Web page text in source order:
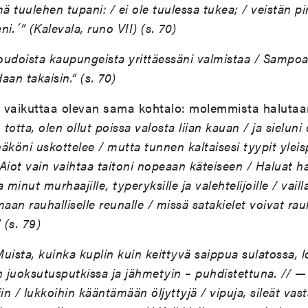
ä tuulehen tupani: / ei ole tuulessa tukea; / veistän
´” (Kalevala, runo VII) (s. 70)
kaupungeista yrittäessäni valmistaa /
takaisin.” (s. 70)
olevan sama kohtalo: molemmista
totta, olen ollut poissa valosta liian kauan / ja sieluni
äköni uskottelee / mutta tunnen kaltaisesi tyypit
vain vaihtaa taitoni nopeaan käteiseen / Haluat
minut murhaajille, typeryksille ja valehtelijoille /
rauhalliselle reunalle / missä satakielet voivat
(s. 79)
kuinka kuplin kuin keittyvä saippua sulatossa,
juoksutusputkissa ja jähmetyin – puhdistettuna. //
/ lukkoihin kääntämään öljyttyjä / vipuja, sileät